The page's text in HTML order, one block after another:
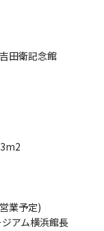
田衛記念館
業予定)
アム横浜館長